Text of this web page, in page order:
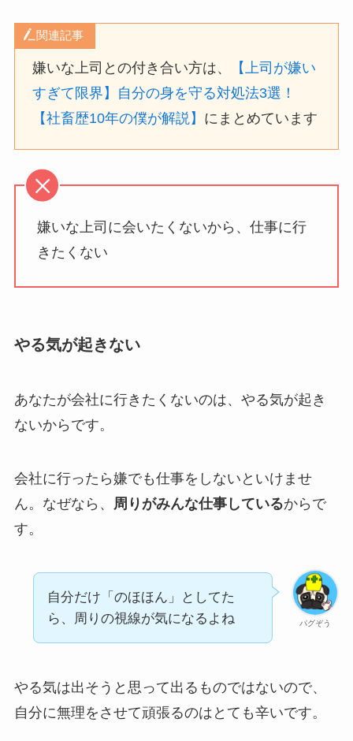
関連記事
嫌いな上司との付き合い方は、
【上司が嫌い
すぎて限界】自分の身を守る対処法3選！
【社畜歴10年の僕が解説】 にまとめています
嫌いな上司に会いたくないから、仕事に行
きたくない
やる気が起きない
あなたが会社に行きたくないのは、やる気が起き
ないからです。
会社に行ったら嫌でも仕事をしないといけませ
ん。なぜなら、
周りがみんな仕事しているからで
す。
パグぞう
自分だけ「のほほん」としてた
ら、周りの視線が気になるよね
やる気は出そうと思って出るものではないので、
自分に無理をさせて頑張るのはとても辛いです。